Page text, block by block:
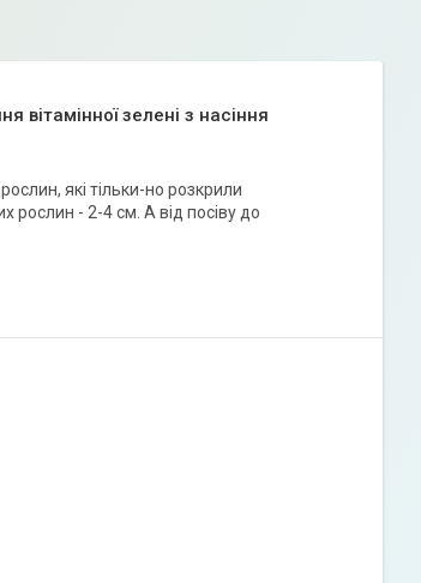
вітамінної зелені з насіння
які тільки-но розкрили
рослин - 2-4 см. А від посіву до